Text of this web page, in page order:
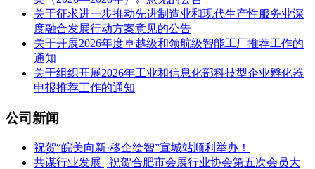
关于征求进一步推动先进制造业和现代生产性服务业深
度融合发展行动方案意见的公告
关于开展2026年度卓越级和领航级智能工厂推荐工作的
通知
关于组织开展2026年工业和信息化部科技型企业孵化器
申报推荐工作的通知
公司新闻
祝贺“皖美向新·移企绘智”宣城站顺利举办！
共谋行业发展 | 祝贺合肥市会展行业协会第五次会员大